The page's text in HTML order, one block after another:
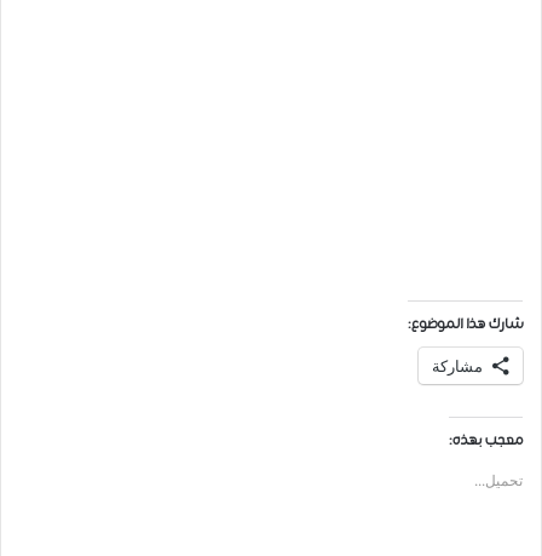
شارك هذا الموضوع:
مشاركة
معجب بهذه:
تحميل...